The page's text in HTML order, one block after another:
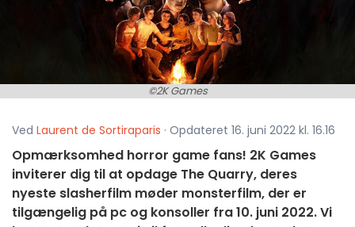
©2K Games
Ved Laurent de Sortiraparis · Opdateret 16. juni 2022 kl. 16.16
Opmærksomhed horror game fans! 2K Games
inviterer dig til at opdage The Quarry, deres
nyeste slasherfilm møder monsterfilm, der er
tilgængelig på pc og konsoller fra 10. juni 2022. Vi